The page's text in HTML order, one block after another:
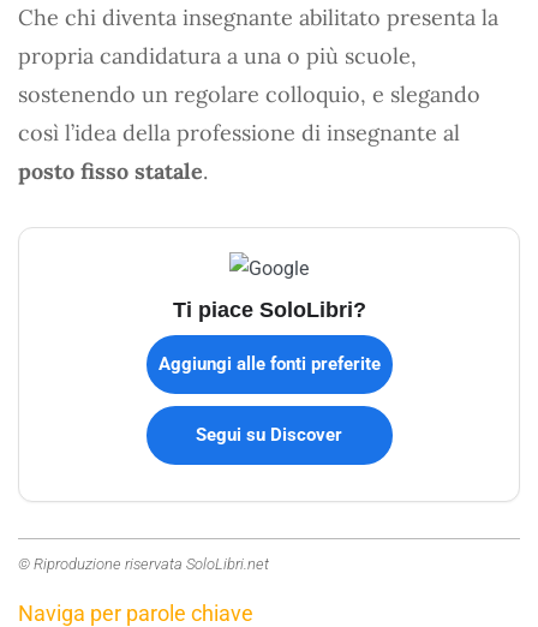
Che chi diventa insegnante abilitato presenta la
propria candidatura a una o più scuole,
sostenendo un regolare colloquio, e slegando
così l’idea della professione di insegnante al
posto fisso statale.
Ti piace SoloLibri?
Aggiungi alle fonti preferite
Segui su Discover
© Riproduzione riservata SoloLibri.net
Naviga per parole chiave